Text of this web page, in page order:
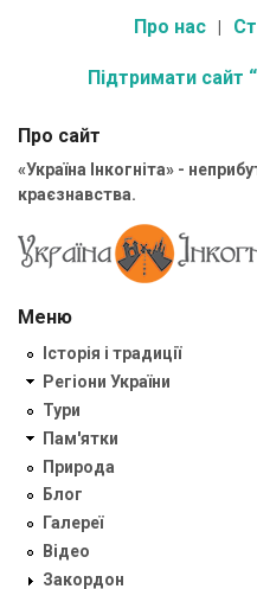
Про нас
Підтримати сайт
Про сайт
«Україна Інкогніта» -
краєзнавства.
Меню
Історія і традиції
Регіони України
Тури
Пам'ятки
Природа
Блог
Галереї
Відео
Закордон